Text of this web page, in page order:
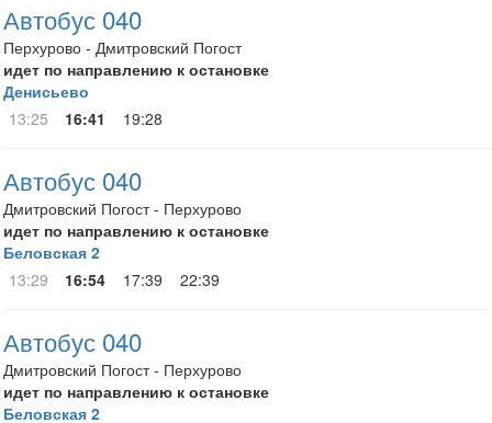
Автобус 040
Перхурово - Дмитровский Погост
идет по направлению к остановке
Денисьево
13:25
16:41 19:28
Автобус 040
Дмитровский Погост - Перхурово
идет по направлению к остановке
Беловская 2
13:29
16:54 17:39 22:39
Автобус 040
Дмитровский Погост - Перхурово
идет по направлению к остановке
Беловская 2